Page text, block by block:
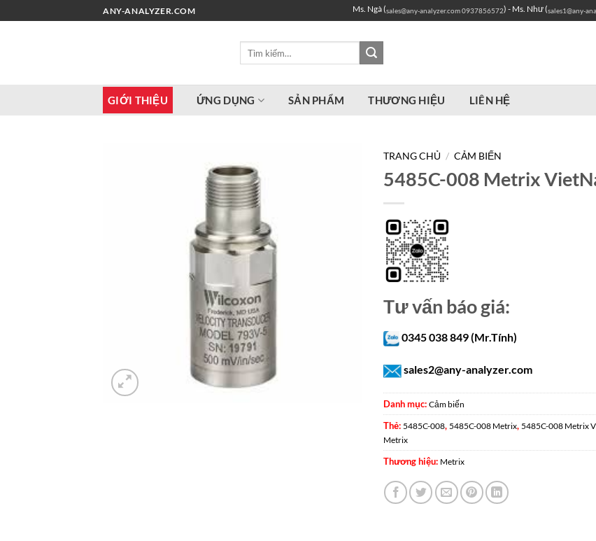
đến
ANY-ANALYZER.COM Ms. Ngà (sales@any-analyzer.com0937856572) - Ms. Như (sales1@any-
GIỚI THIỆU ỨNG DỤNG SẢN PHẨM THƯƠNG HIỆU LIÊN HỆ
TRANG CHỦ / CẢM BIẾN
5485C-008 Metrix
Tư vấn báo giá:
0345 038 849 (Mr.Tính)
sales2@any-analyzer.com
Danh mục: Cảm biến
Thẻ: 5485C-008, 5485C-008 Metrix, 5485C-008 Metrix
Metrix
Thương hiệu: Metrix